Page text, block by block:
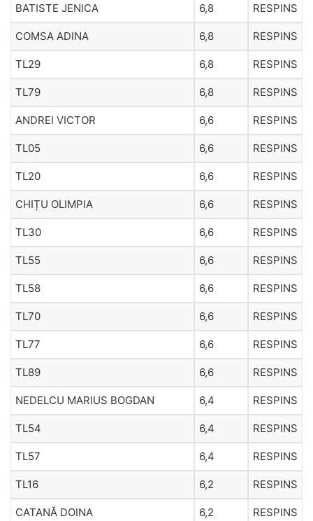
BATISTE JENICA 6,8 RESPINS
COMSA ADINA 6,8 RESPINS
TL29 6,8 RESPINS
TL79 6,8 RESPINS
ANDREI VICTOR 6,6 RESPINS
TL05 6,6 RESPINS
TL20 6,6 RESPINS
CHIȚU OLIMPIA 6,6 RESPINS
TL30 6,6 RESPINS
TL55 6,6 RESPINS
TL58 6,6 RESPINS
TL70 6,6 RESPINS
TL77 6,6 RESPINS
TL89 6,6 RESPINS
NEDELCU MARIUS BOGDAN 6,4 RESPINS
TL54 6,4 RESPINS
TL57 6,4 RESPINS
TL16 6,2 RESPINS
CATANĂ DOINA 6,2 RESPINS